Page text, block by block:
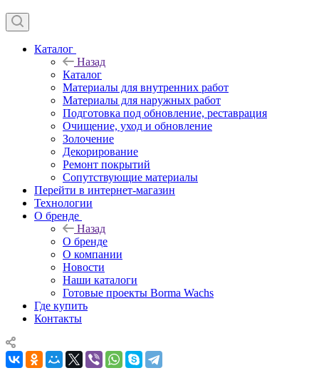
Каталог
Назад
Каталог
Материалы для внутренних работ
Материалы для наружных работ
Подготовка под обновление, реставрация
Очищение, уход и обновление
Золочение
Декорирование
Ремонт покрытий
Сопутствующие материалы
Перейти в интернет-магазин
Технологии
О бренде
Назад
О бренде
О компании
Новости
Наши каталоги
Готовые проекты Borma Wachs
Где купить
Контакты